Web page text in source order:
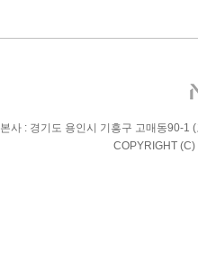
본사 : 경기도 용인시 기흥구 고매동90-
COPYRIGHT (C)